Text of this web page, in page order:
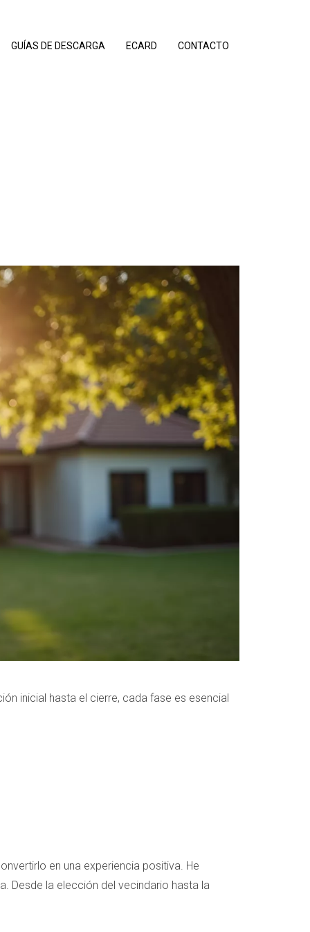
GUÍAS DE DESCARGA ECARD CONTACTO
inicial hasta el cierre, cada fase es esencial
en una experiencia positiva. He
Desde la elección del vecindario hasta la